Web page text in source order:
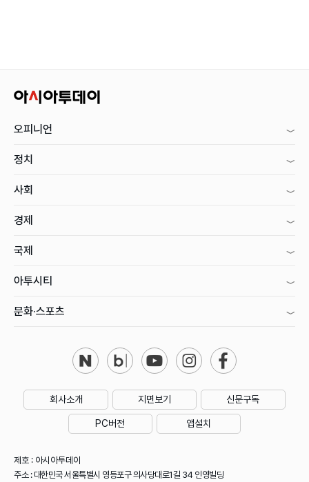
오피니언
정치
사회
경제
국제
아투시티
문화·스포츠
회사소개 지면보기 신문구독
PC버전 앱설치
제호 : 아시아투데이
주소 : 대한민국 서울특별시 영등포구 의사당대로1길 34 인영빌딩